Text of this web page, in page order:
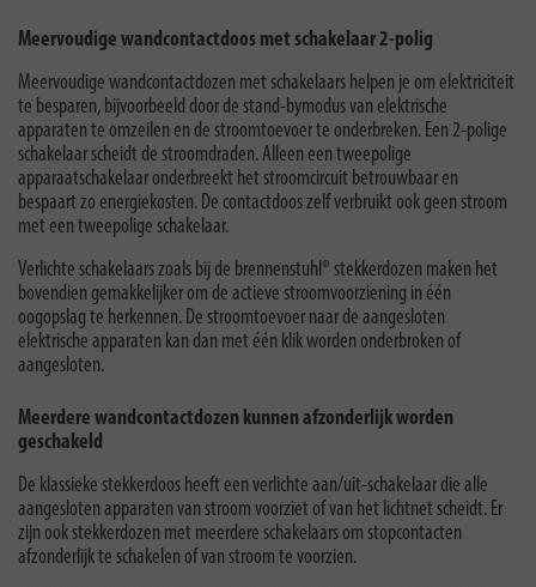
Meervoudige wandcontactdoos met schakelaar 2-polig
Meervoudige wandcontactdozen met schakelaars helpen je om elektriciteit
te besparen, bijvoorbeeld door de stand-bymodus van elektrische
apparaten te omzeilen en de stroomtoevoer te onderbreken. Een 2-polige
schakelaar scheidt de stroomdraden. Alleen een tweepolige
apparaatschakelaar onderbreekt het stroomcircuit betrouwbaar en
bespaart zo energiekosten. De contactdoos zelf verbruikt ook geen stroom
met een tweepolige schakelaar.
Verlichte schakelaars zoals bij de brennenstuhl® stekkerdozen maken het
bovendien gemakkelijker om de actieve stroomvoorziening in één
oogopslag te herkennen. De stroomtoevoer naar de aangesloten
elektrische apparaten kan dan met één klik worden onderbroken of
aangesloten.
Meerdere wandcontactdozen kunnen afzonderlijk worden
geschakeld
De klassieke stekkerdoos heeft een verlichte aan/uit-schakelaar die alle
aangesloten apparaten van stroom voorziet of van het lichtnet scheidt. Er
zijn ook stekkerdozen met meerdere schakelaars om stopcontacten
afzonderlijk te schakelen of van stroom te voorzien.